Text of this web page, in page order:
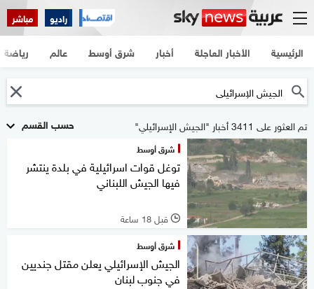
راديو مباشر
الرئيسية الأخبار العاجلة أخبار شرق أوسط عالم رياضة
حسب القسم تم العثور على 3411 أخبار "الجيش الإسرائيلي"
شرق أوسط
توغل قوات اسرائيلية في بلدة ينتشر
فيها الجيش اللبناني
l قبل 18 ساعة
شرق أوسط
الجيش الإسرائيلي يعلن مقتل جنديين
في جنوب لبنان